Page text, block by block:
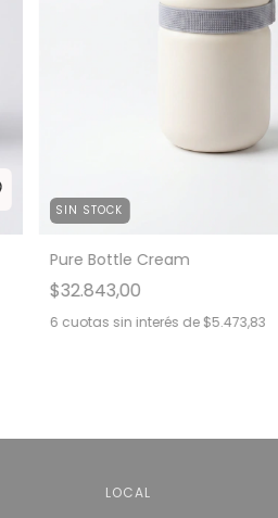
SIN STOCK
Pure Bottle Cream
$32.843,00
6 cuotas sin interés de$5.473,83
LOCAL